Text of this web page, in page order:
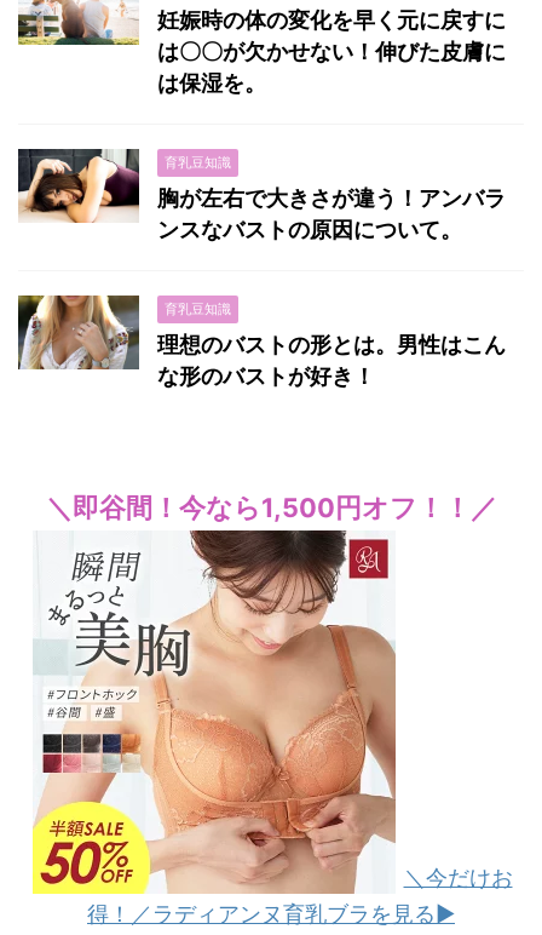
妊娠時の体の変化を早く元に戻すに
は〇〇が欠かせない！伸びた皮膚に
は保湿を。
育乳豆知識
胸が左右で大きさが違う！アンバラ
ンスなバストの原因について。
育乳豆知識
理想のバストの形とは。男性はこん
な形のバストが好き！
＼即谷間！今なら1,500円オフ！！／
＼今だけお
得！／ラディアンヌ育乳ブラを見る▶︎